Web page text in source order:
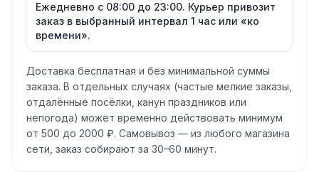
Ежедневно с 08:00 до 23:00. Курьер привозит
заказ в выбранный интервал 1 час или «ко
времени».
Доставка бесплатная и без минимальной суммы
заказа. В отдельных случаях (частые мелкие заказы,
отдалённые посёлки, канун праздников или
непогода) может временно действовать минимум
от 500 до 2000 ₽. Самовывоз — из любого магазина
сети, заказ собирают за 30–60 минут.